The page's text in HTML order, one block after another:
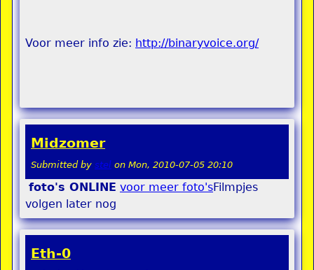
Voor meer info zie: http://binaryvoice.org/
Midzomer
Submitted by stel on Mon, 2010-07-05 20:10
foto's ONLINE voor meer foto'sFilmpjes
volgen later nog
Eth-0